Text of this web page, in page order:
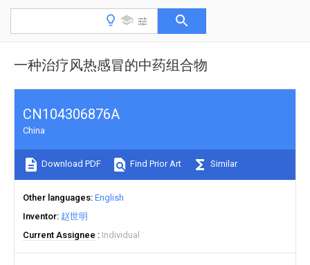
一种治疗风热感冒的中药组合物
CN104306876A
China
Download PDF Find Prior Art Similar
Other languages English
Inventor 赵世明
Current Assignee
Individual